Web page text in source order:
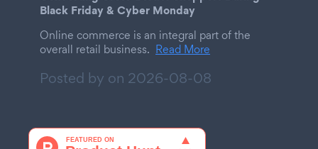
Black Friday & Cyber Monday
Online commerce is an integral part of the
overall retail business. Read More
Posted by on 2026-08-08